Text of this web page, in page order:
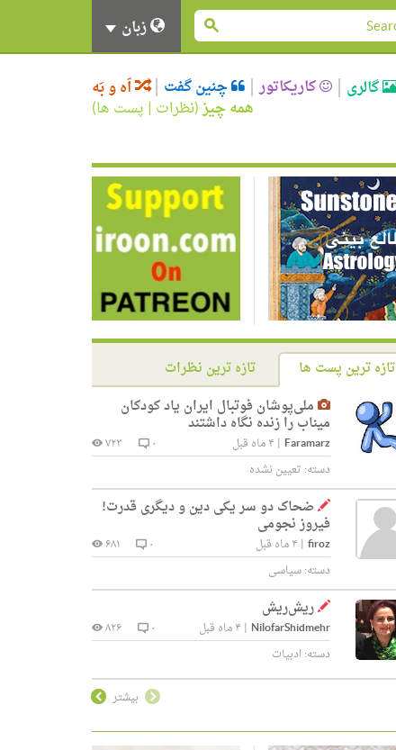
زبان
گالری کاریکاتور چنین گفت اَه و بَه
همه چیز(نظرات | پست ها)
تازه ترین پست ها
تازه ترین نظرات
ملی‌پوشان فوتبال ایران یاد کودکان
میناب را زنده نگاه داشتند
Faramarz
| ۴ ماه قبل ۰
۷۲۳
دسته: تعیین نشده
ضحاک دو سر یکی دین و دیگری قدرت!
فیروز نجومی
firoz
| ۴ ماه قبل ۰
۶۸۱
دسته:سیاسی
ریش‌ریش
NilofarShidmehr
| ۴ ماه قبل ۰
۸۲۶
دسته:ادبیات
بیشتر